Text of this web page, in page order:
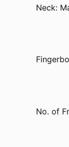
Neck:
No. of